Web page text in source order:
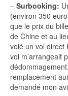
– Surbooking:
(environ 350
que le prix du
de Chine et au
volé un vol direct
vol m’arrangeait
remplacement
demandé mon